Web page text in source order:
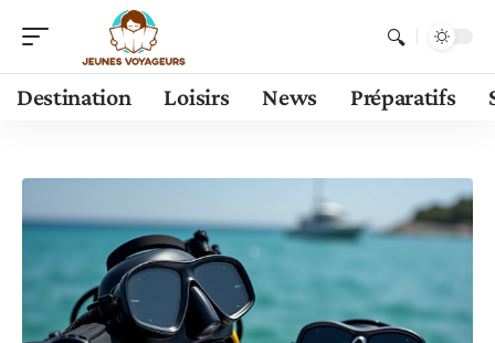
Destination Loisirs News Préparatifs